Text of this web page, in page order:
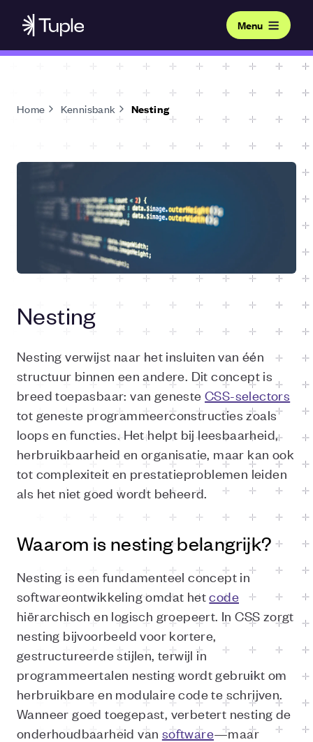
Menu
Home Kennisbank Nesting
Nesting
Nesting verwijst naar het insluiten van één
structuur binnen een andere. Dit concept is
breed toepasbaar: van geneste CSS-selectors
tot geneste programmeerconstructies zoals
loops en functies. Het helpt bij leesbaarheid,
herbruikbaarheid en organisatie, maar kan ook
tot complexiteit en prestatieproblemen leiden
als het niet goed wordt beheerd.
Waarom is nesting belangrijk?
Nesting is een fundamenteel concept in
softwareontwikkeling omdat hetcode
hiërarchisch en logisch groepeert. In CSS zorgt
nesting bijvoorbeeld voor kortere,
gestructureerde stijlen, terwijl in
programmeertalen nesting wordt gebruikt om
herbruikbare en modulaire code te schrijven.
Wanneer goed toegepast, verbetert nesting de
onderhoudbaarheid van software—maar